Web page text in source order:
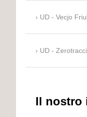
UD - Vecjo Friul
UD -
Il nostro